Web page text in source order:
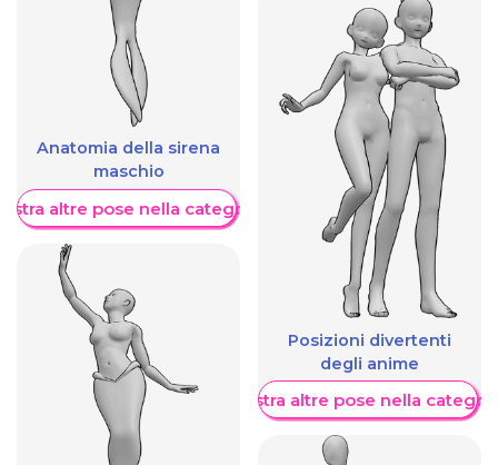
Anatomia della sirena
maschio
altre pose nella categoria
Posizioni divertenti
degli anime
Mostra altre pose nella